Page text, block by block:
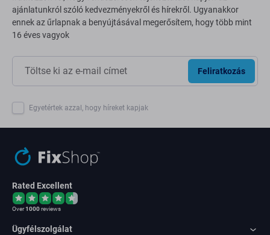
ajánlatunkról szóló kedvezményekről és hírekről. Ugyanakkor
ennek az űrlapnak a benyújtásával megerősítem, hogy több mint
16 éves vagyok
Feliratkozás
Egyetértek azzal, hogy híreket kapjak
Rated Excellent
Over1000reviews
Ügyfélszolgálat